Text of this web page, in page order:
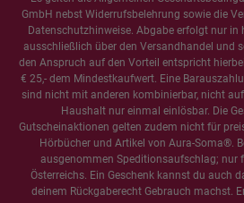
GmbH nebst Widerrufsbelehrung sowie die
Datenschutzhinweise. Abgabe erfolgt nur in
ausschließlich über den Versandhandel und
den Anspruch auf den Vorteil entspricht
€ 25,- dem Mindestkaufwert. Eine
sind nicht mit anderen kombinierbar, nicht
Haushalt nur einmal einlösbar. Die
Gutscheinaktionen gelten zudem nicht für
Hörbücher und Artikel von Aura-Soma®.
ausgenommen Speditionsaufschlag; nur
Österreichs. Ein Geschenk kannst du auch
deinem Rückgaberecht Gebrauch machst.